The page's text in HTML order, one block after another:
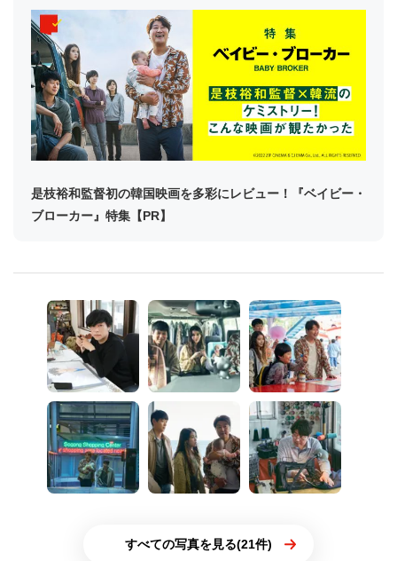
是枝裕和監督初の韓国映画を多彩にレビュー！『ベイビー・
ブローカー』特集【PR】
すべての写真を見る(21件)